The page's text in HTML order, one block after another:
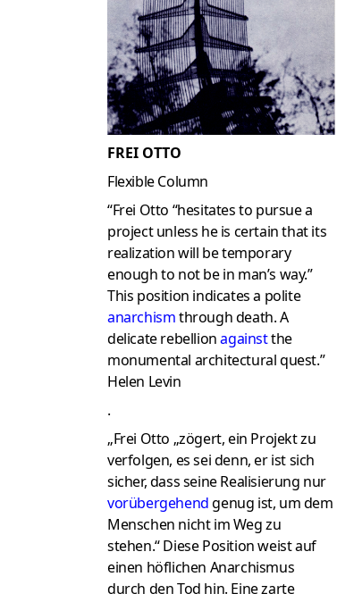
FREI OTTO
Flexible Column
“Frei Otto “hesitates to pursue a
project unless he is certain that its
realization will be temporary
enough to not be in man’s way.”
This position indicates a polite
anarchismthrough death. A
delicate rebellionagainstthe
monumental architectural quest.”
Helen Levin
.
„Frei Otto „zögert, ein Projekt zu
verfolgen, es sei denn, er ist sich
sicher, dass seine Realisierung nur
vorübergehendgenug ist, um dem
Menschen nicht im Weg zu
stehen.“Diese Position weist auf
einen höflichen Anarchismus
durch den Tod hin. Eine zarte